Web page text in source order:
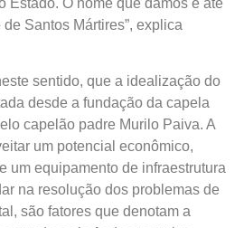
Santos Mártires”, explica
sentido, que a idealização do
desde a fundação da capela
capelão padre Murilo Paiva. A
um potencial econômico,
um equipamento de infraestrutura
na resolução dos problemas de
são fatores que denotam a